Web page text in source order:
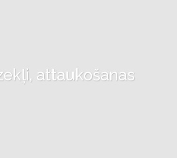
attaukošanas